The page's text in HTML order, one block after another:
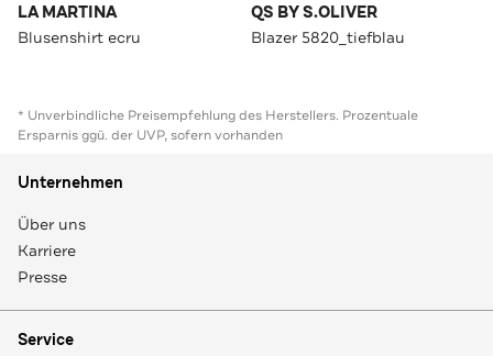
LA MARTINA
Blusenshirt ecru
QS BY S.OLIVER
Blazer 5820_tiefblau
* Unverbindliche Preisempfehlung des Herstellers. Prozentuale
Ersparnis ggü. der UVP, sofern vorhanden
Unternehmen
Über uns
Karriere
Presse
Service